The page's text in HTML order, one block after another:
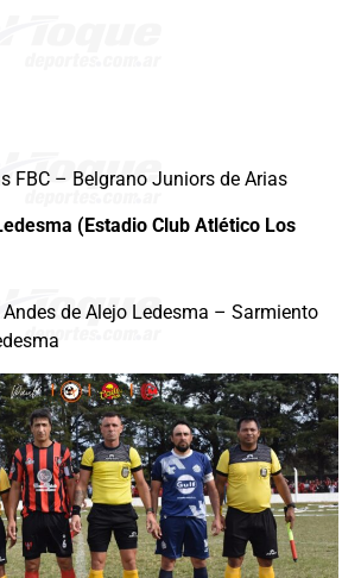
FBC – Belgrano Juniors de Arias
(Estadio Club Atlético Los
de Alejo Ledesma – Sarmiento